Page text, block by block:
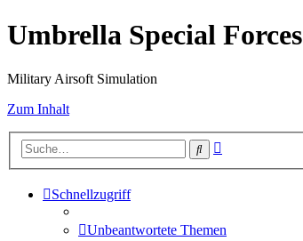
Umbrella Special Forces
Military Airsoft Simulation
Zum Inhalt
Suche
Schnellzugriff
Unbeantwortete Themen